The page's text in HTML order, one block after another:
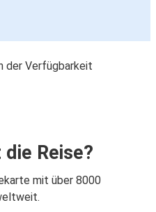
der Verfügbarkeit
Reise?
mit über 8000